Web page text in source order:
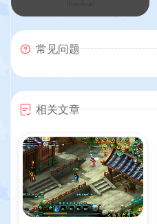
常见问题
相关文章